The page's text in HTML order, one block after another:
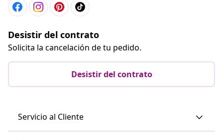
Desistir del contrato
Solicita la cancelación de tu pedido.
Desistir del contrato
Servicio al Cliente